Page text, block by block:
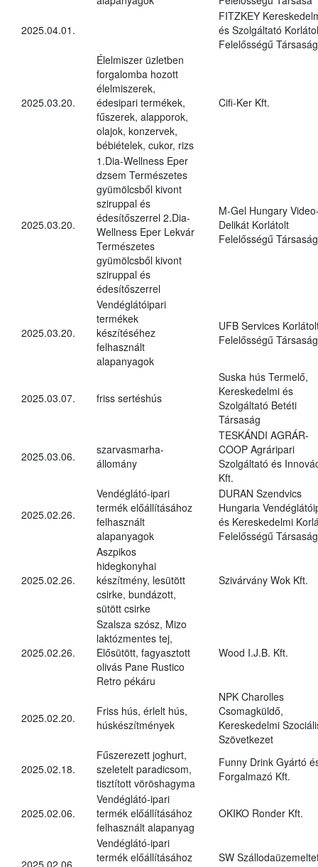
2025.04.01.
FITZKEY
és Szolgáltató
Felelősségű Társaság
2025.03.20.
Élelmiszer üzletben
forgalomba hozott
élelmiszerek,
édesipari termékek,
fűszerek, alapporok,
olajok, konzervek,
bébiételek, cukor, rizs
Cifi-Ker Kft.
2025.03.20.
1.Dia-Wellness Eper
dzsem Természetes
gyümölcsből kivont
sziruppal és
édesítőszerrel 2.Dia-
Wellness Eper Lekvár
Természetes
gyümölcsből kivont
sziruppal és
édesítőszerrel
M-Gel Hungary
Delikát Korlátolt
Felelősségű Társaság
2025.03.20.
Vendéglátóipari
termékek
készítéséhez
felhasznált
alapanyagok
UFB Services
Felelősségű Társaság
2025.03.07. friss sertéshús
Suska hús Termelő,
Kereskedelmi és
Szolgáltató Betéti
Társaság
2025.03.06.
szarvasmarha-
állomány
TESKÁNDI AGRÁR-
COOP Agráripari
Szolgáltató és
Kft.
2025.02.26.
Vendéglátó-ipari
termék előállításához
felhasznált
alapanyagok
DURAN Szendvics
Hungaria
és Kereskedelmi
Felelősségű Társaság
2025.02.26.
Aszpikos
hidegkonyhai
készítmény, lesütött
csirke, bundázott,
sütött csirke
Szivárvány Wok Kft.
2025.02.26.
Szalsza szósz, Mizo
laktózmentes tej,
Elősütött, fagyasztott
olivás Pane Rustico
Retro pékáru
Wood I.J.B. Kft.
2025.02.20.
Friss hús, érlelt hús,
húskészítmények
NPK Charolles
Csomagküldő,
Kereskedelmi
Szövetkezet
2025.02.18.
Fűszerezett joghurt,
szeletelt paradicsom,
tisztított vöröshagyma
Funny Drink Gyártó
Forgalmazó Kft.
2025.02.06.
Vendéglátó-ipari
termék előállításához
felhasznált alapanyag
OKIKO Ronder Kft.
2025.02.06.
Vendéglátó-ipari
termék előállításához
SW